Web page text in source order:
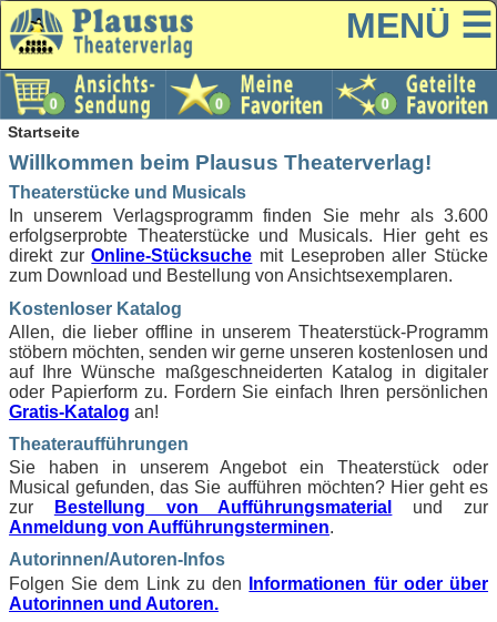
MENÜ ☰
Startseite
Willkommen beim Plausus Theaterverlag!
Theaterstücke und Musicals
In unserem Verlagsprogramm finden Sie mehr als 3.600
erfolgserprobte Theaterstücke und Musicals. Hier geht es
direkt zurOnline-Stücksuche mit Leseproben aller Stücke
zum Download und Bestellung von Ansichtsexemplaren.
Kostenloser Katalog
Allen, die lieber offline in unserem Theaterstück-Programm
stöbern möchten, senden wir gerne unseren kostenlosen und
auf Ihre Wünsche maßgeschneiderten Katalog in digitaler
oder Papierform zu. Fordern Sie einfach Ihren persönlichen
Gratis-Katalog an!
Theateraufführungen
Sie haben in unserem Angebot ein Theaterstück oder
Musical gefunden, das Sie aufführen möchten? Hier geht es
zur
Bestellung von Aufführungsmaterial
und zur
Anmeldung von Aufführungsterminen.
Autorinnen/Autoren-Infos
Folgen Sie dem Link zu den
Informationen für oder über
Autorinnen und Autoren.